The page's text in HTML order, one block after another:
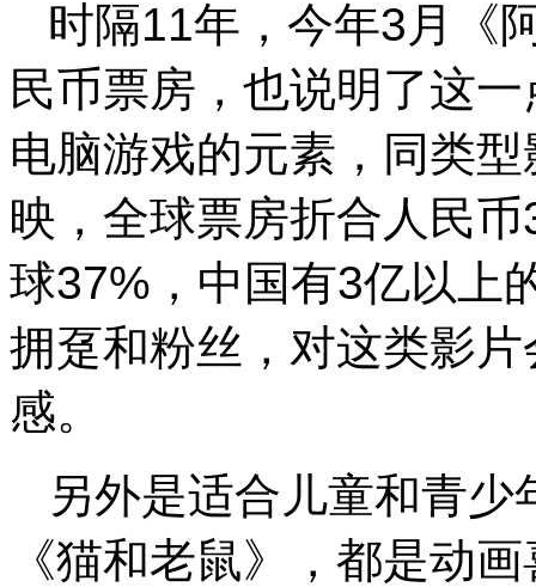
时隔11年，今年3月《
民币票房，也说明了这
电脑游戏的元素，同类
映，全球票房折合人民
球37%，中国有3亿以上
拥趸和粉丝，对这类影
感。
另外是适合儿童和青
《猫和老鼠》，都是动